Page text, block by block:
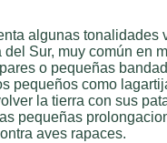
algunas tonalidades
Sur, muy común en
o pequeñas
pequeños como
la tierra con sus
pequeñas
aves rapaces.